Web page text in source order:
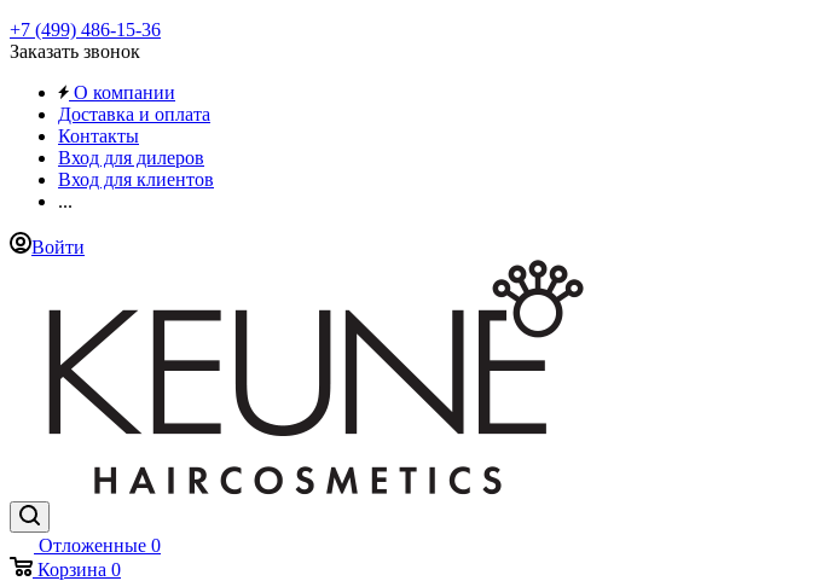
+7 (499) 486-15-36
Заказать звонок
О компании
Доставка и оплата
Контакты
Вход для дилеров
Вход для клиентов
...
Войти
Отложенные 0
Корзина 0